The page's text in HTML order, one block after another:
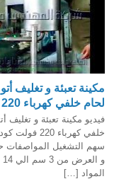
لحام خلفي كهرباء 220 فولت كود 503 ماركة المنسي
المواد […]